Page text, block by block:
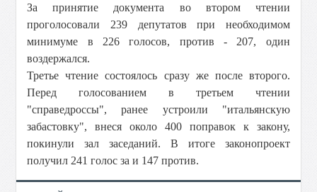
За принятие документа во втором чтении
проголосовали 239 депутатов при необходимом
минимуме в 226 голосов, против - 207, один
воздержался.
Третье чтение состоялось сразу же после второго.
Перед голосованием в третьем чтении
"справедроссы", ранее устроили "итальянскую
забастовку", внеся около 400 поправок к закону,
покинули зал заседаний. В итоге законопроект
получил 241 голос за и 147 против.